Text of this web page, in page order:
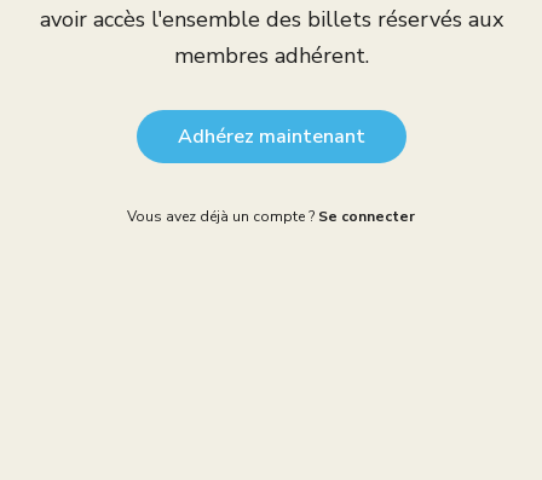
avoir accès l'ensemble des billets réservés aux
membres adhérent.
Adhérez maintenant
Vous avez déjà un compte ? Se connecter